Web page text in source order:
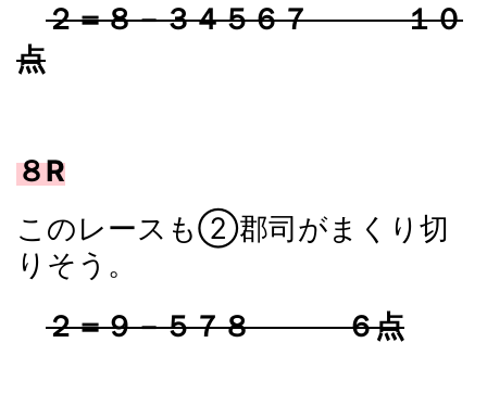
２＝８－３４５６７ １０
点
８R
このレースも②郡司がまくり切
りそう。
２＝９－５７８ ６点